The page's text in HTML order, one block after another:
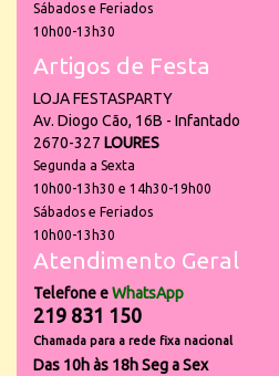
Sábados e Feriados
10h00-13h30
Artigos de Festa
LOJA FESTASPARTY
Av. Diogo Cão, 16B - Infantado
2670-327 LOURES
Segunda a Sexta
10h00-13h30 e 14h30-19h00
Sábados e Feriados
10h00-13h30
Atendimento Geral
Telefone eWhatsApp
219 831 150
Chamada para a rede fixa nacional
Das 10h às 18h Seg a Sex